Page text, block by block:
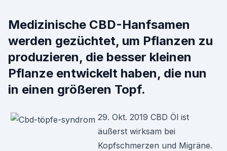
Medizinische CBD-Hanfsamen
werden gezüchtet, um Pflanzen zu
produzieren, die besser kleinen
Pflanze entwickelt haben, die nun
in einen größeren Topf.
29. Okt. 2019 CBD Öl ist
äußerst wirksam bei
Kopfschmerzen und Migräne.